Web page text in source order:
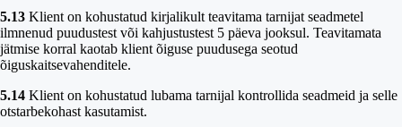
5.13 Klient on kohustatud kirjalikult teavitama tarnijat seadmetel
ilmnenud puudustest või kahjustustest 5 päeva jooksul. Teavitamata
jätmise korral kaotab klient õiguse puudusega seotud
õiguskaitsevahenditele.
5.14 Klient on kohustatud lubama tarnijal kontrollida seadmeid ja selle
otstarbekohast kasutamist.